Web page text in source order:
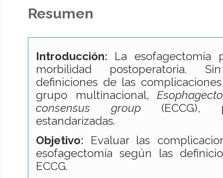
Resumen
Introducción: La esofagectomía
morbilidad postoperatoria.
definiciones de las
grupo multinacional,
consensus group(ECCG),
estandarizadas.
Objetivo: Evaluar las
esofagectomía según las
ECCG.